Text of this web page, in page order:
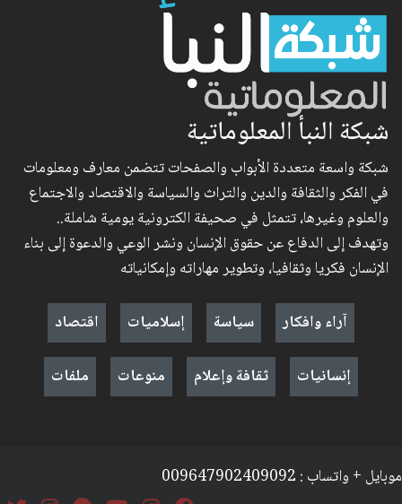
شبكة النبأ المعلوماتية
شبكة واسعة متعددة الأبواب والصفحات تتضمن معارف ومعلومات
في الفكر والثقافة والدين والتراث والسياسة والاقتصاد والاجتماع
والعلوم وغيرها، تتمثل في صحيفة الكترونية يومية شاملة..
وتهدف إلى الدفاع عن حقوق الإنسان ونشر الوعي والدعوة إلى بناء
الإنسان فكريا وثقافيا، وتطوير مهاراته وإمكانياته
آراء وافكار
سياسة إسلاميات
اقتصاد
إنسانيات
ثقافة وإعلام منوعات ملفات
موبايل + واتساب : 009647902409092